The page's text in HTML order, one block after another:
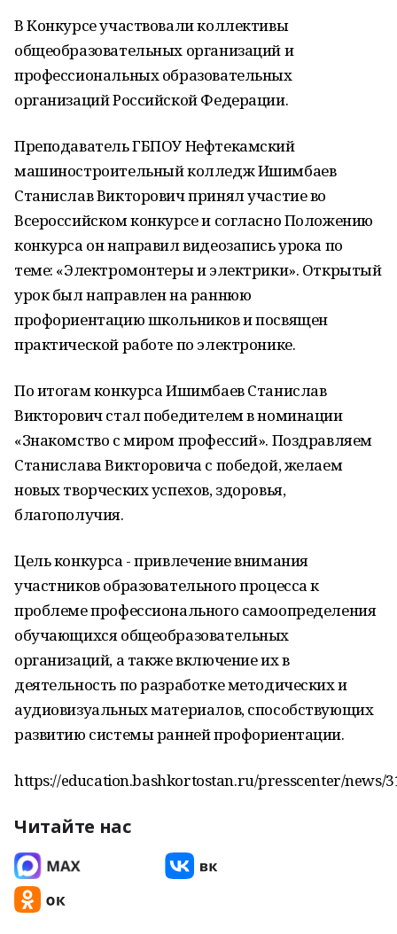
В Конкурсе участвовали коллективы
общеобразовательных организаций и
профессиональных образовательных
организаций Российской Федерации.
Преподаватель ГБПОУ Нефтекамский
машиностроительный колледж Ишимбаев
Станислав Викторович принял участие во
Всероссийском конкурсе и согласно Положению
конкурса он направил видеозапись урока по
теме: «Электромонтеры и электрики». Открытый
урок был направлен на раннюю
профориентацию школьников и посвящен
практической работе по электронике.
По итогам конкурса Ишимбаев Станислав
Викторович стал победителем в номинации
«Знакомство с миром профессий». Поздравляем
Станислава Викторовича с победой, желаем
новых творческих успехов, здоровья,
благополучия.
Цель конкурса - привлечение внимания
участников образовательного процесса к
проблеме профессионального самоопределения
обучающихся общеобразовательных
организаций, а также включение их в
деятельность по разработке методических и
аудиовизуальных материалов, способствующих
развитию системы ранней профориентации.
https://education.bashkortostan.ru/presscenter/news/
Читайте нас